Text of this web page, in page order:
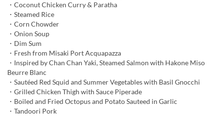
・Coconut Chicken Curry & Paratha
・Steamed Rice
・Corn Chowder
・Onion Soup
・Dim Sum
・Fresh from Misaki Port Acquapazza
・Inspired by Chan Chan Yaki, Steamed Salmon with Hakone Miso
Beurre Blanc
・Sautéed Red Squid and Summer Vegetables with Basil Gnocchi
・Grilled Chicken Thigh with Sauce Piperade
・Boiled and Fried Octopus and Potato Sauteed in Garlic
・Tandoori Pork